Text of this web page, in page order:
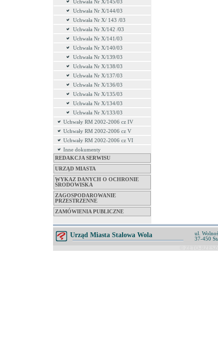
Uchwała Nr X/145/03
Uchwała Nr X/144/03
Uchwała Nr X/ 143 /03
Uchwała Nr X/142 /03
Uchwała Nr X/141/03
Uchwała Nr X/140/03
Uchwała Nr X/139/03
Uchwała Nr X/138/03
Uchwała Nr X/137/03
Uchwała Nr X/136/03
Uchwała Nr X/135/03
Uchwała Nr X/134/03
Uchwała Nr X/133/03
Uchwały RM 2002-2006 cz IV
Uchwały RM 2002-2006 cz V
Uchwały RM 2002-2006 cz VI
Inne dokumenty
REDAKCJA SERWISU
URZĄD MIASTA
WYKAZ DANYCH O OCHRONIE
ŚRODOWISKA
ZAGOSPODAROWANIE
PRZESTRZENNE
ZAMÓWIENIA PUBLICZNE
Urząd Miasta Stalowa Wola
ul.
37-450